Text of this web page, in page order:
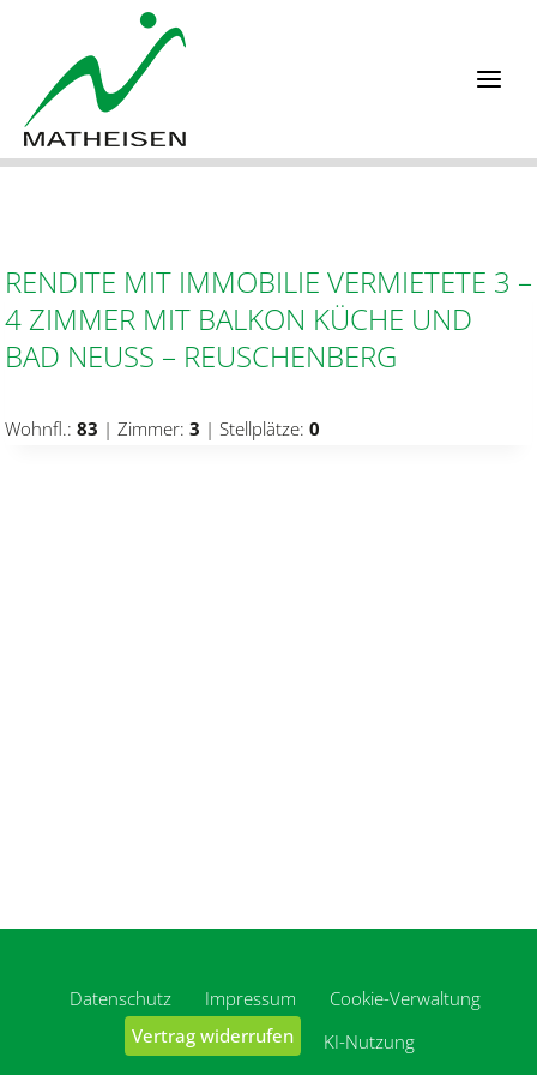
springen
RENDITE MIT IMMOBILIE VERMIETETE 3 –
4 ZIMMER MIT BALKON KÜCHE UND
BAD NEUSS – REUSCHENBERG
Wohnfl.: 83 | Zimmer: 3 | Stellplätze: 0
Datenschutz Impressum
Cookie-Verwaltung
Vertrag widerrufen
KI-Nutzung